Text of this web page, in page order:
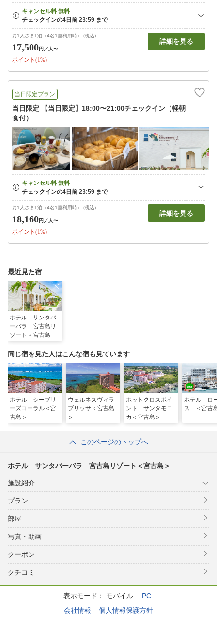
お1人さま1泊（4名1室利用時） (税込)
17,500円 ／人〜
ポイント(1%)
詳細を見る
当日限定プラン
当日限定 【当日限定】18:00〜21:00チェックイン（軽朝
食付）
お1人さま1泊（4名1室利用時） (税込)
18,160円 ／人〜
ポイント(1%)
詳細を見る
最近見た宿
ホテル サンタバ
ーバラ 宮古島リ
ゾート＜宮古島＞
同じ宿を見た人はこんな宿も見ています
ホテル シーブリ
ーズコーラル＜宮
古島＞
ウェルネスヴィラ
ブリッサ＜宮古島
＞
ホットクロスポイ
ント サンタモニ
カ＜宮古島＞
ホテル ロ
ス ＜宮古
このページのトップへ
ホテル サンタバーバラ 宮古島リゾート＜宮古島＞
施設紹介
プラン
部屋
写真・動画
クーポン
クチコミ
表示モード： モバイル
PC
会社情報
個人情報保護方針